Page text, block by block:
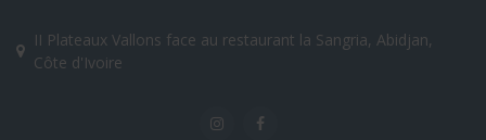
II Plateaux Vallons face au restaurant la Sangria, Abidjan,
Côte d'Ivoire